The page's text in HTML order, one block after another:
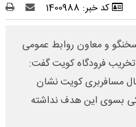
کد خبر: 1400988
و معاون روابط عمومی
تخریب فرودگاه کویت گفت:
مسافربری کویت نشان
بسوی این هدف نداشته